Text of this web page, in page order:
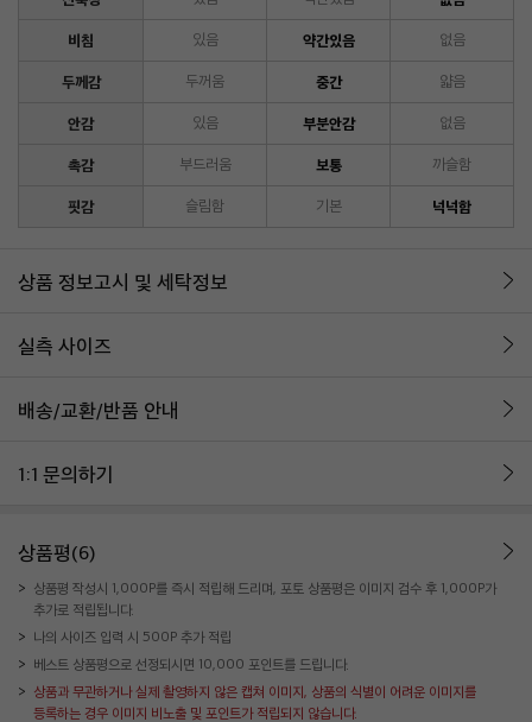
비침 있음 약간있음 없음
두께감 두꺼움 중간 얇음
안감 있음 부분안감 없음
촉감 부드러움 보통 까슬함
핏감 슬림함 기본 넉넉함
상품 정보고시 및 세탁정보
실측 사이즈
배송/교환/반품 안내
1:1 문의하기
상품평(6)
상품평 작성시 1,000P를 즉시 적립해 드리며, 포토 상품평은 이미지 검수 후 1,000P가
추가로 적립됩니다.
나의 사이즈 입력 시 500P 추가 적립
베스트 상품평으로 선정되시면 10,000 포인트를 드립니다.
상품과 무관하거나 실제 촬영하지 않은 캡쳐 이미지, 상품의 식별이 어려운 이미지를
등록하는 경우 이미지 비노출 및 포인트가 적립되지 않습니다.